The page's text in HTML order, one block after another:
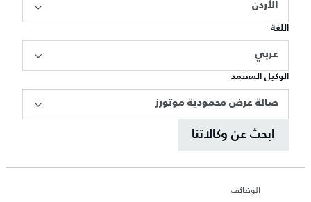
الأردن
اللغة
عربي
الوكيل المعتمد
صالة عرض محمودية موتورز
ابحث عن وكالاتنا
الوظائف